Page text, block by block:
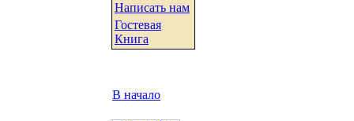
Написать нам
Гостевая
Книга
В начало